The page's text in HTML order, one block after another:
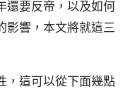
還要反帝，以及如何
影響，本文將就這三
，這可以從下面幾點